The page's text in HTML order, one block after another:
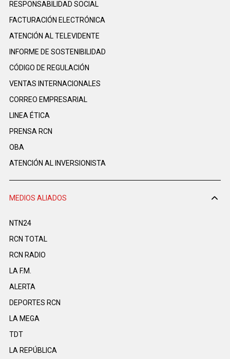
RESPONSABILIDAD SOCIAL
FACTURACIÓN ELECTRÓNICA
ATENCIÓN AL TELEVIDENTE
INFORME DE SOSTENIBILIDAD
CÓDIGO DE REGULACIÓN
VENTAS INTERNACIONALES
CORREO EMPRESARIAL
LINEA ÉTICA
PRENSA RCN
OBA
ATENCIÓN AL INVERSIONISTA
MEDIOS ALIADOS
NTN24
RCN TOTAL
RCN RADIO
LA F.M.
ALERTA
DEPORTES RCN
LA MEGA
TDT
LA REPÚBLICA